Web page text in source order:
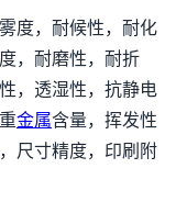
度，耐候性，耐化
，耐磨性，耐折
，透湿性，抗静电
金属含量，挥发性
尺寸精度，印刷附